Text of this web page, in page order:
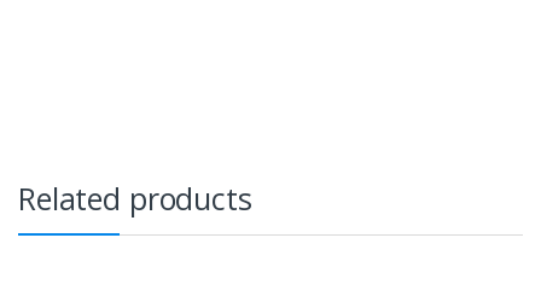
Related products